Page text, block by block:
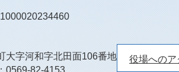
字河和字北田面106番地
0569-82-4153
役場へのア